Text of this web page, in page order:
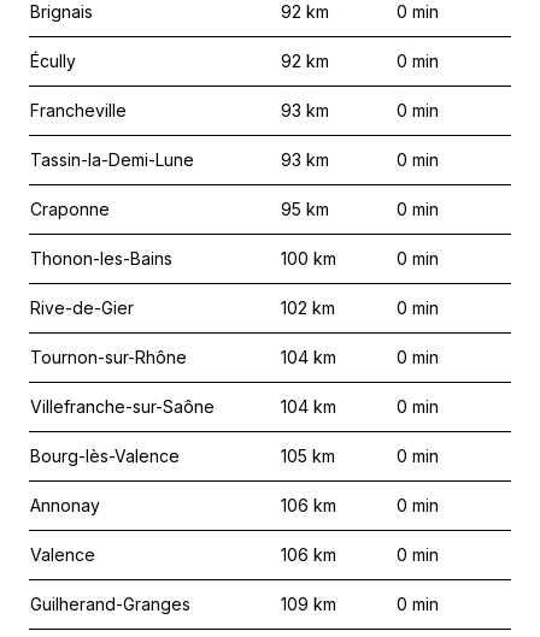
Brignais 92 km 0 min
Écully 92 km 0 min
Francheville 93 km 0 min
Tassin-la-Demi-Lune 93 km 0 min
Craponne 95 km 0 min
Thonon-les-Bains 100 km 0 min
Rive-de-Gier 102 km 0 min
Tournon-sur-Rhône 104 km 0 min
Villefranche-sur-Saône 104 km 0 min
Bourg-lès-Valence 105 km 0 min
Annonay 106 km 0 min
Valence 106 km 0 min
Guilherand-Granges 109 km 0 min